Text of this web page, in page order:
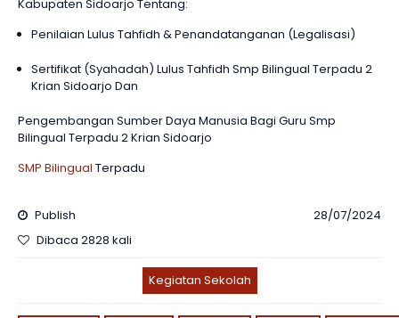
Kabupaten Sidoarjo Tentang:
Penilaian Lulus Tahfidh & Penandatanganan (Legalisasi)
Sertifikat (Syahadah) Lulus Tahfidh Smp Bilingual Terpadu 2
Krian Sidoarjo Dan
Pengembangan Sumber Daya Manusia Bagi Guru Smp
Bilingual Terpadu 2 Krian Sidoarjo
SMP Bilingual Terpadu
Publish
28/07/2024
Dibaca 2828 kali
Kegiatan Sekolah